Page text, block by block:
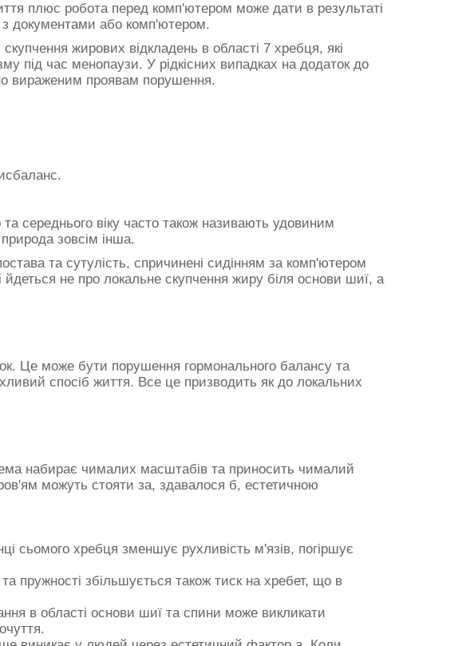
плюс робота перед комп'ютером може дати в результаті
з документами або комп'ютером.
жирових відкладень в області 7 хребця, які
під час менопаузи. У рідкісних випадках на додаток до
вираженим проявам порушення.
середнього віку часто також називають удовиним
зовсім інша.
та сутулість, спричинені сидінням за комп'ютером
не про локальне скупчення жиру біля основи шиї, а
Це може бути порушення гормонального балансу та
спосіб життя. Все це призводить як до локальних
набирає чималих масштабів та приносить чималий
можуть стояти за, здавалося б, естетичною
сьомого хребця зменшує рухливість м'язів, погіршує
пружності збільшується також тиск на хребет, що в
в області основи шиї та спини може викликати